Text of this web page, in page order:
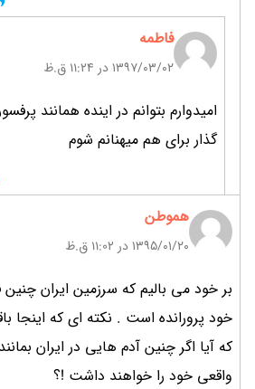
فاطمه
۱۳۹۷/۰۳/۰۲ در 11:24 ق.ظ
امیدوارم بتوانم در اینده همانند
گذار برای هم میهنانم شوم
هموطن
۱۳۹۵/۰۱/۲۰ در 11:02 ق.ظ
بر خود می بالیم که سرزمین ایران چنین
خود پرورانده است . نکته ای که اینجا
که آیا اگر چنین آدم هایی در ایران
واقعی خود را خواهند داشت !؟